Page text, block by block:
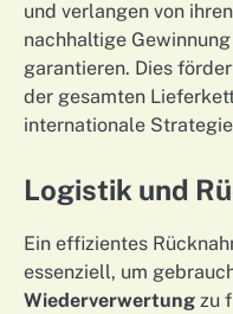
und verlangen von
nachhaltige
garantieren. Dies
der gesamten
internationale
Logistik und
Ein effizientes
essenziell, um
Wiederverwertung zu